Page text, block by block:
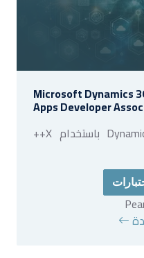
Microsoft Dynamics
Apps Developer
تطوير وتخصيص تطبيقات Dynamics باستخدام X++